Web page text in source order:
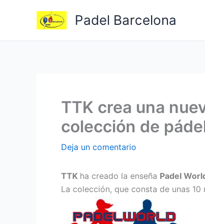
contenido
Padel Barcelona
TTK crea una
colección de
Deja un comentario
TTK ha creado la enseña Padel
La colección, que consta de unas